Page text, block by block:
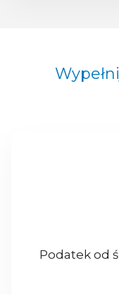
Podatek od